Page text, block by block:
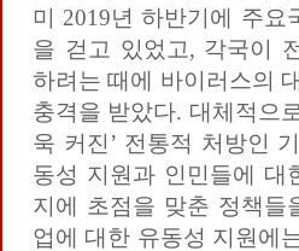
미 2019년 하반기에 주요
을 걷고 있었고, 각국이
하려는 때에 바이러스의
충격을 받았다. 대체적으
욱 커진’ 전통적 처방인
동성 지원과 인민들에 대
지에 초점을 맞춘 정책들
업에 대한 유동성 지원에